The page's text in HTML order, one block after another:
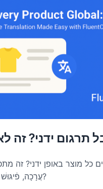
תרגום ידני? זה
כל מוצר באופן ידני? זה
עֲרָכָה, פֿיגּוּשׁ וּמַעְדֶכֶת—לְמִי יֵשׁ זְמַן?